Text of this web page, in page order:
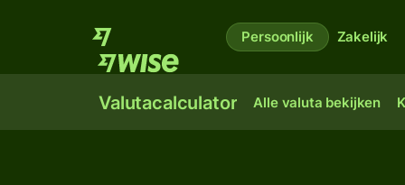
Persoonlijk Zakelijk
Valutacalculator Alle valuta bekijken